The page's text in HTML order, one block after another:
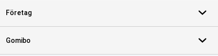
Företag
Gomibo